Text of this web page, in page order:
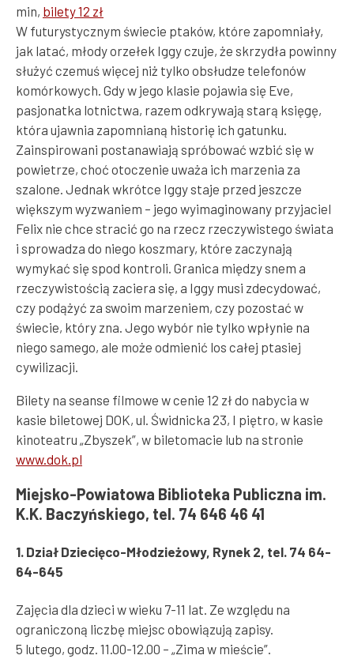
min, bilety 12 zł
W futurystycznym świecie ptaków, które zapomniały,
jak latać, młody orzełek Iggy czuje, że skrzydła powinny
służyć czemuś więcej niż tylko obsłudze telefonów
komórkowych. Gdy w jego klasie pojawia się Eve,
pasjonatka lotnictwa, razem odkrywają starą księgę,
która ujawnia zapomnianą historię ich gatunku.
Zainspirowani postanawiają spróbować wzbić się w
powietrze, choć otoczenie uważa ich marzenia za
szalone. Jednak wkrótce Iggy staje przed jeszcze
większym wyzwaniem – jego wyimaginowany przyjaciel
Felix nie chce stracić go na rzecz rzeczywistego świata
i sprowadza do niego koszmary, które zaczynają
wymykać się spod kontroli. Granica między snem a
rzeczywistością zaciera się, a Iggy musi zdecydować,
czy podążyć za swoim marzeniem, czy pozostać w
świecie, który zna. Jego wybór nie tylko wpłynie na
niego samego, ale może odmienić los całej ptasiej
cywilizacji.
Bilety na seanse filmowe w cenie 12 zł do nabycia w
kasie biletowej DOK, ul. Świdnicka 23, I piętro, w kasie
kinoteatru „Zbyszek”, w biletomacie lub na stronie
www.dok.pl
Miejsko-Powiatowa Biblioteka Publiczna im.
K.K. Baczyńskiego, tel. 74 646 46 41
1. Dział Dziecięco-Młodzieżowy, Rynek 2, tel. 74 64-
64-645
Zajęcia dla dzieci w wieku 7-11 lat. Ze względu na
ograniczoną liczbę miejsc obowiązują zapisy.
5 lutego, godz. 11.00-12.00 – „Zima w mieście”.